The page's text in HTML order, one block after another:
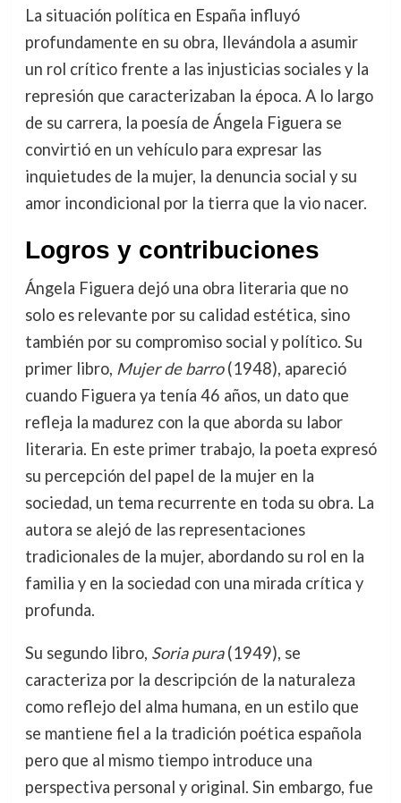
La situación política en España influyó
profundamente en su obra, llevándola a asumir
un rol crítico frente a las injusticias sociales y la
represión que caracterizaban la época. A lo largo
de su carrera, la poesía de Ángela Figuera se
convirtió en un vehículo para expresar las
inquietudes de la mujer, la denuncia social y su
amor incondicional por la tierra que la vio nacer.
Logros y contribuciones
Ángela Figuera dejó una obra literaria que no
solo es relevante por su calidad estética, sino
también por su compromiso social y político. Su
primer libro, Mujer de barro(1948), apareció
cuando Figuera ya tenía 46 años, un dato que
refleja la madurez con la que aborda su labor
literaria. En este primer trabajo, la poeta expresó
su percepción del papel de la mujer en la
sociedad, un tema recurrente en toda su obra. La
autora se alejó de las representaciones
tradicionales de la mujer, abordando su rol en la
familia y en la sociedad con una mirada crítica y
profunda.
Su segundo libro, Soria pura(1949), se
caracteriza por la descripción de la naturaleza
como reflejo del alma humana, en un estilo que
se mantiene fiel a la tradición poética española
pero que al mismo tiempo introduce una
perspectiva personal y original. Sin embargo, fue